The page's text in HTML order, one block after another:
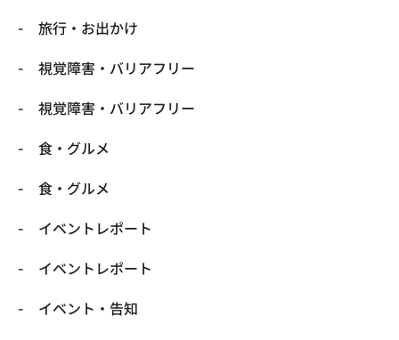
​旅行・お出かけ
​視覚障害・バリアフリー
​視覚障害・バリアフリー
​食・グルメ
​食・グルメ
イベントレポート
イベントレポート
イベント・告知